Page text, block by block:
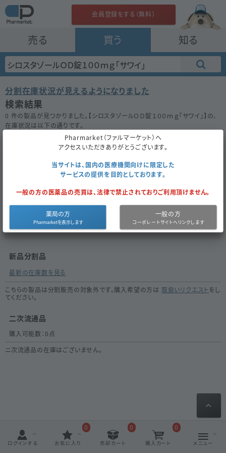
売る 買う 知る
会員登録をする（無料）
分割在庫状況が見えるようになりました
検索結果
0 件の製品が見つかりました。【シロスタゾールＯＤ錠１００ｍｇ「サワイ」 】の、
在庫状況は以下の通りです。
在庫がない場合は★ボタンを押してお気に入り登録をしておきましょう。
200件
シロスタゾールＯＤ錠１００ｍｇ「サワイ」
お気に入り
内
服
医薬品種
別
分
シロスタゾ
ール
探す
新品分割品
最新の在庫数を見る
こちらの製品は分割販売の対象外です。購入希望の方は 取扱いリクエストをし
てください。
二次流通品
購入可能数：0点
ニ次流通品の在庫はございません。
ログインする お気に入り
0
売却カート
0
購入カート
0
メニュー
Pharmarket（ファルマーケット）へ
アクセスいただきありがとうございます。
当サイトは、国内の医療機関向けに限定した
サービスの提供を目的としております。
一般の方の医薬品の売買は、法律で禁止されておりご利用頂けません。
薬局の方 一般の方